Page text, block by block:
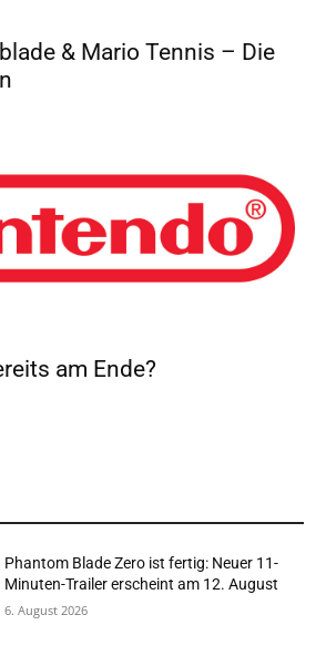
& Mario Tennis – Die
am Ende?
Phantom Blade Zero ist fertig: Neuer 11-
Minuten-Trailer erscheint am 12. August
6. August 2026